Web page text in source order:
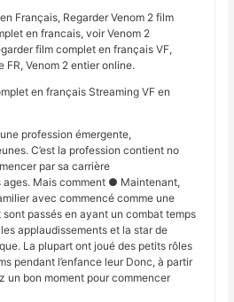
Français, Regarder Venom 2 film
en francais, voir Venom 2
film complet en français VF,
FR, Venom 2 entier online.
en français Streaming VF en
profession émergente,
C’est la profession contient no
par sa carrière
Mais comment ● Maintenant,
avec commencé comme une
passés en ayant un combat temps
applaudissements et la star de
La plupart ont joué des petits rôles
pendant l’enfance leur Donc, à partir
un bon moment pour commencer